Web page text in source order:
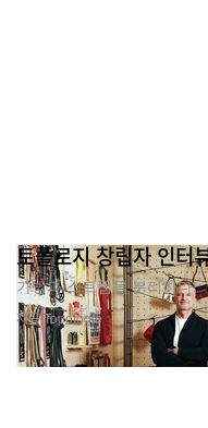
토폴로지 창립자 인터
가방과 스트랩을 분리하다.
제공 Topologie